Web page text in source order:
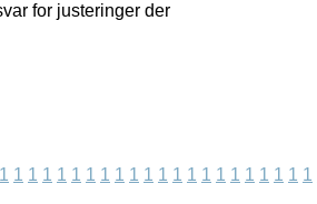
for justeringer der
1 1 1 1 1 1 1 1 1 1 1 1 1 1 1 1 1 1 1 1 1 1